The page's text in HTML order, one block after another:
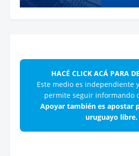
HACÉ CLICK ACÁ PARA
Este medio es independiente
permite seguir informando
Apoyar también es apostar
uruguayo libre.